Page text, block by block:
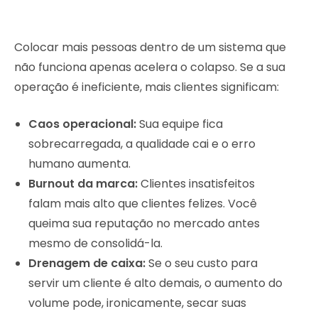
Colocar mais pessoas dentro de um sistema que
não funciona apenas acelera o colapso. Se a sua
operação é ineficiente, mais clientes significam:
Caos operacional:Sua equipe fica
sobrecarregada, a qualidade cai e o erro
humano aumenta.
Burnout da marca:Clientes insatisfeitos
falam mais alto que clientes felizes. Você
queima sua reputação no mercado antes
mesmo de consolidá-la.
Drenagem de caixa:Se o seu custo para
servir um cliente é alto demais, o aumento do
volume pode, ironicamente, secar suas